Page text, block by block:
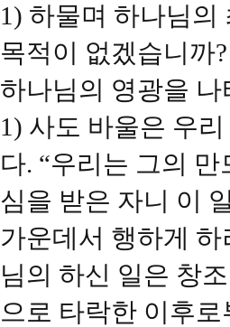
1) 하물며 하나님
목적이 없겠습니까
하나님의 영광을
1) 사도 바울은 우
다. “우리는 그의
심을 받은 자니 이
가운데서 행하게
님의 하신 일은 창
으로 타락한 이후